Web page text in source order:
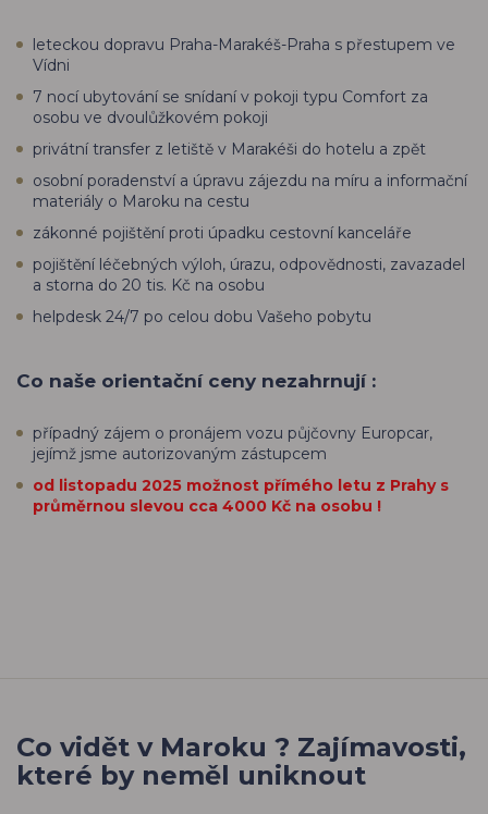
leteckou dopravu Praha-Marakéš-Praha s přestupem ve
Vídni
7 nocí ubytování se snídaní v pokoji typu Comfort za
osobu ve dvoulůžkovém pokoji
privátní transfer z letiště v Marakéši do hotelu a zpět
osobní poradenství a úpravu zájezdu na míru a informační
materiály o Maroku na cestu
zákonné pojištění proti úpadku cestovní kanceláře
pojištění léčebných výloh, úrazu, odpovědnosti, zavazadel
a storna do 20 tis. Kč na osobu
helpdesk 24/7 po celou dobu Vašeho pobytu
Co naše orientační ceny nezahrnují :
případný zájem o pronájem vozu půjčovny Europcar,
jejímž jsme autorizovaným zástupcem
od listopadu 2025 možnost přímého letu z Prahy s
průměrnou slevou cca 4000 Kč na osobu !
Co vidět v Maroku ? Zajímavosti,
které by neměl uniknout